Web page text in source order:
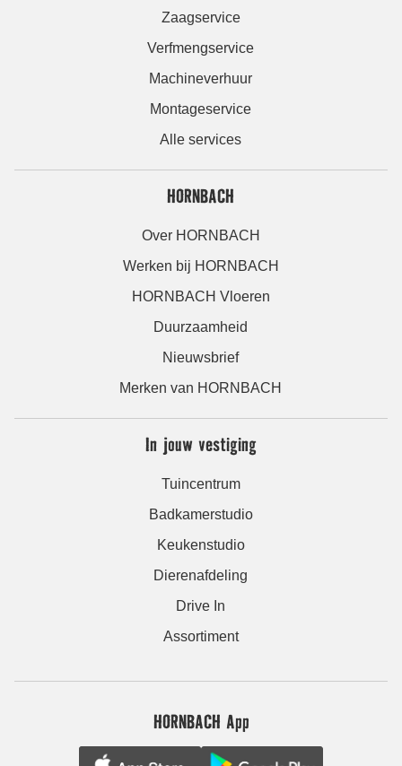
Zaagservice
Verfmengservice
Machineverhuur
Montageservice
Alle services
HORNBACH
Over HORNBACH
Werken bij HORNBACH
HORNBACH Vloeren
Duurzaamheid
Nieuwsbrief
Merken van HORNBACH
In jouw vestiging
Tuincentrum
Badkamerstudio
Keukenstudio
Dierenafdeling
Drive In
Assortiment
HORNBACH App